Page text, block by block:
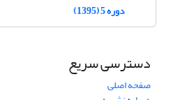
دوره 5 (1395)
دسترسی سریع
صفحه اصلی